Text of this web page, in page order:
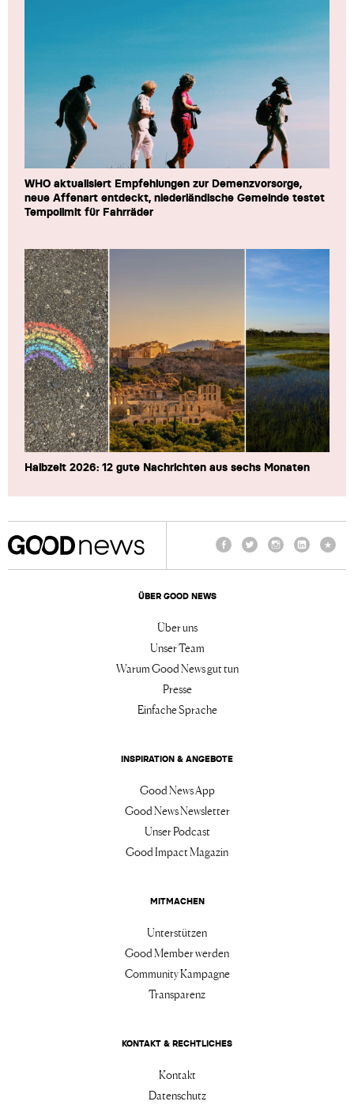
WHO aktualisiert Empfehlungen zur Demenzvorsorge,
neue Affenart entdeckt, niederländische Gemeinde testet
Tempolimit für Fahrräder
Halbzeit 2026: 12 gute Nachrichten aus sechs Monaten
ÜBER GOOD NEWS
Über uns
Unser Team
Warum Good News gut tun
Presse
Einfache Sprache
INSPIRATION & ANGEBOTE
Good News App
Good News Newsletter
Unser Podcast
Good Impact Magazin
MITMACHEN
Unterstützen
Good Member werden
Community Kampagne
Transparenz
KONTAKT & RECHTLICHES
Kontakt
Datenschutz